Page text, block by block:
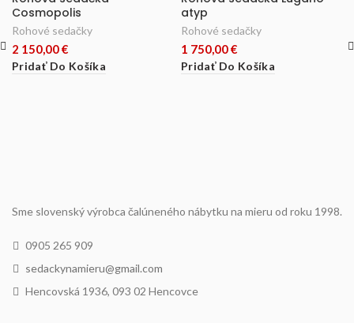
Cosmopolis
Rohové sedačky
2 150,00€
Pridať Do Košíka
atyp
Rohové sedačky
1 750,00€
Pridať Do Košíka
Sme slovenský výrobca čalúneného nábytku na mieru od roku 1998.
0905 265 909
sedackynamieru@gmail.com
Hencovská 1936, 093 02 Hencovce